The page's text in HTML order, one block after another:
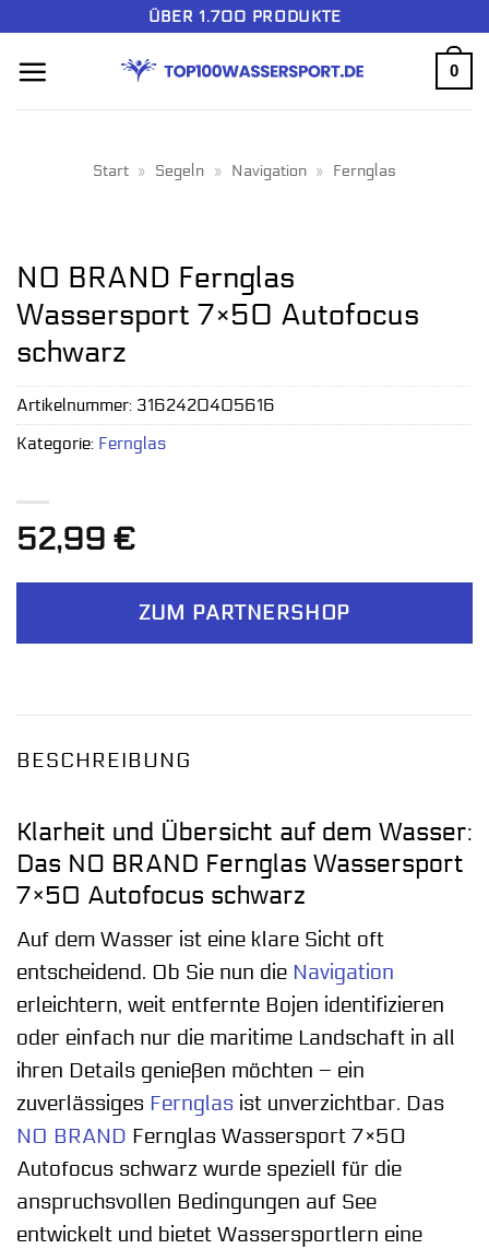
springen
ÜBER 1.700 PRODUKTE
0
Start » Segeln » Navigation » Fernglas
NO BRAND Fernglas
Wassersport 7×50 Autofocus
schwarz
52,99 €
ZUM PARTNERSHOP
Artikelnummer: 3162420405616
Kategorie: Fernglas
BESCHREIBUNG
Klarheit und Übersicht auf dem Wasser:
Das NO BRAND Fernglas Wassersport
7×50 Autofocus schwarz
Auf dem Wasser ist eine klare Sicht oft
entscheidend. Ob Sie nun die Navigation
erleichtern, weit entfernte Bojen identifizieren
oder einfach nur die maritime Landschaft in all
ihren Details genießen möchten – ein
zuverlässiges Fernglas ist unverzichtbar. Das
NO BRAND Fernglas Wassersport 7×50
Autofocus schwarz wurde speziell für die
anspruchsvollen Bedingungen auf See
entwickelt und bietet Wassersportlern eine